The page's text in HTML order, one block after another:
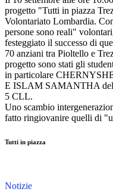
progetto "Tutti in piazza
Volontariato Lombardia.
persone sono reali"
festeggiato il successo di
70 anziani tra Pioltello e
progetto sono stati gli
in particolare
E ISLAM SAMANTHA
5 CLL.
Uno scambio
fatto ringiovanire quelli di
Tutti in piazza
Notizie